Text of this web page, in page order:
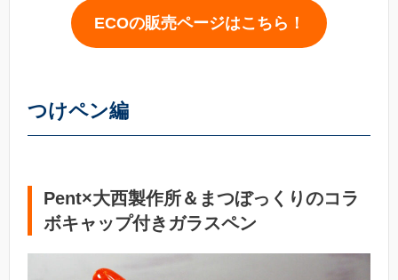
ECOの販売ページはこちら！
つけペン編
Pent×大西製作所＆まつぼっくりのコラ
ボキャップ付きガラスペン